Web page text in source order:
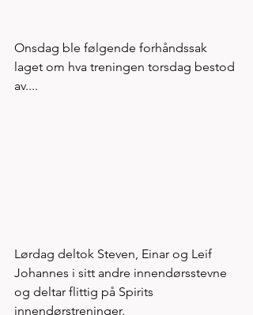
Onsdag ble følgende forhåndssak
laget om hva treningen torsdag bestod
av....
Lørdag deltok Steven, Einar og Leif
Johannes i sitt andre innendørsstevne
og deltar flittig på Spirits
innendørstreninger.